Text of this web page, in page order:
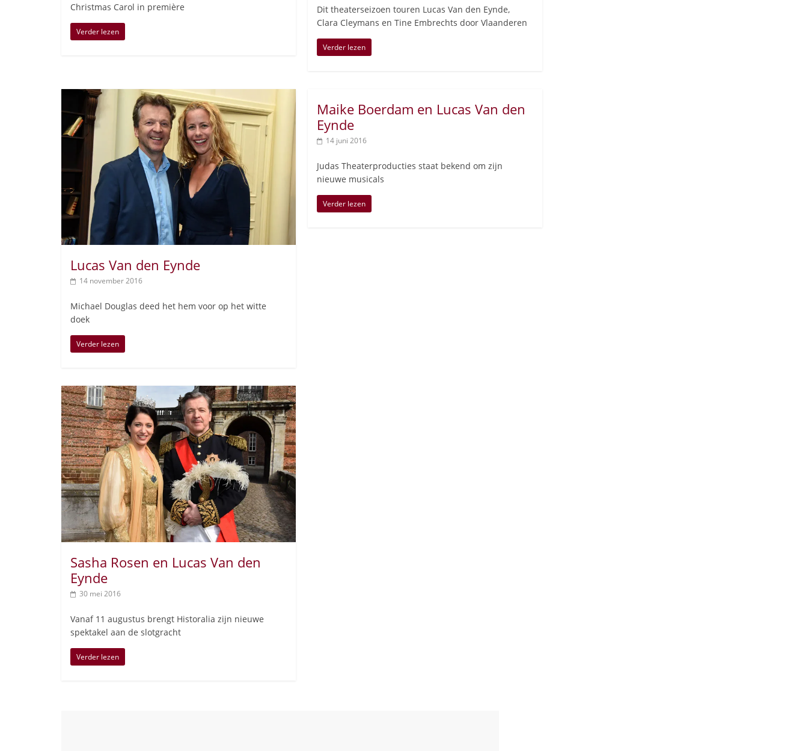
Christmas Carol in première
Verder lezen
Dit theaterseizoen touren Lucas Van den Eynde,
Clara Cleymans en Tine Embrechts door Vlaanderen
Verder lezen
Lucas Van den Eynde
14 november 2016
Michael Douglas deed het hem voor op het witte
doek
Verder lezen
Maike Boerdam en Lucas Van den
Eynde
14 juni 2016
Judas Theaterproducties staat bekend om zijn
nieuwe musicals
Verder lezen
Sasha Rosen en Lucas Van den
Eynde
30 mei 2016
Vanaf 11 augustus brengt Historalia zijn nieuwe
spektakel aan de slotgracht
Verder lezen